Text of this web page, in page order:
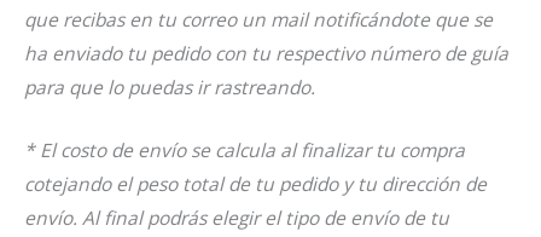
que recibas en tu correo un mail notificándote que se
ha enviado tu pedido con tu respectivo número de guía
para que lo puedas ir rastreando.
* El costo de envío se calcula al finalizar tu compra
cotejando el peso total de tu pedido y tu dirección de
envío. Al final podrás elegir el tipo de envío de tu